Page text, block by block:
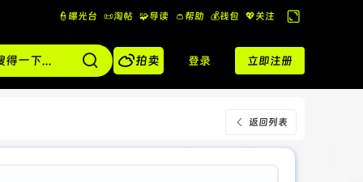
👮曝光台 📜淘帖 🧩导读 👛帮助 💰️钱包 💖关注
换
到
宽
版
拍卖 登录 立即注册
返回列表